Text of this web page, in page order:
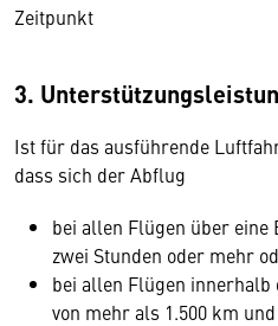
Zeitpunkt
3.
Ist für das ausführende
dass sich der Abflug
bei allen Flügen über eine
zwei Stunden oder mehr
bei allen Flügen
von mehr als 1.500 km